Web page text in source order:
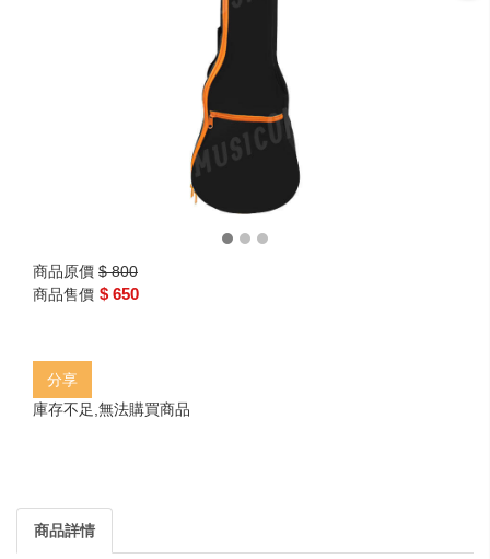
商品原價 $ 800
商品售價 $ 650
分享
庫存不足,無法購買商品
商品詳情